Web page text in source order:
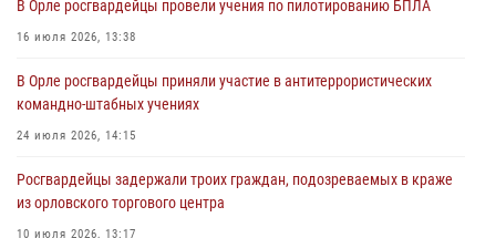
04 августа 2026, 14:06
предоставлении госуслуг
03 августа 2026, 14:30
В Орле росгвардейцы провели учения по пилотированию БПЛА
16 июля 2026, 13:38
В Орле росгвардейцы приняли участие в антитеррористических
командно-штабных учениях
24 июля 2026, 14:15
Росгвардейцы задержали троих граждан, подозреваемых в краже
из орловского торгового центра
10 июля 2026, 13:17